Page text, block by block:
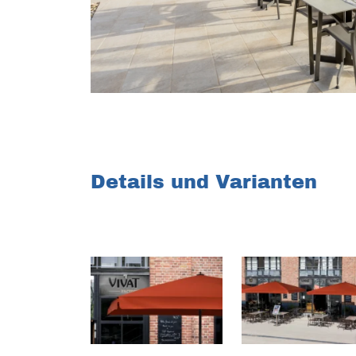
h
Details und Varianten